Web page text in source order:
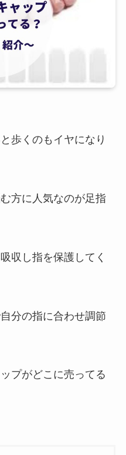
歩くのもイヤになり
方に人気なのが足指
収し指を保護してく
分の指に合わせ調節
プがどこに売ってる